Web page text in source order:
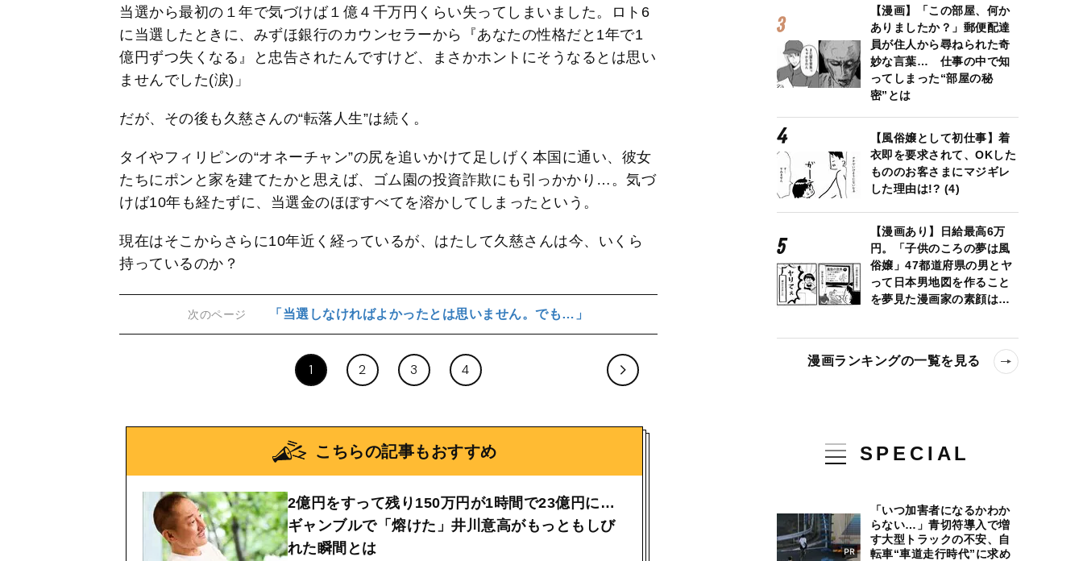
当選から最初の１年で気づけば１億４千万円くらい失ってしまいました。ロト6
に当選したときに、みずほ銀行のカウンセラーから『あなたの性格だと1年で1
億円ずつ失くなる』と忠告されたんですけど、まさかホントにそうなるとは思い
ませんでした(涙)」
だが、その後も久慈さんの“転落人生”は続く。
タイやフィリピンの“オネーチャン”の尻を追いかけて足しげく本国に通い、彼女
たちにポンと家を建てたかと思えば、ゴム園の投資詐欺にも引っかかり…。気づ
けば10年も経たずに、当選金のほぼすべてを溶かしてしまったという。
現在はそこからさらに10年近く経っているが、はたして久慈さんは今、いくら
持っているのか？
次のページ 「当選しなければよかったとは思いません。でも…」
1 2 3 4
こちらの記事もおすすめ
2億円をすって残り150万円が1時間で23億円に…
ギャンブルで「熔けた」井川意高がもっともしび
れた瞬間とは
【漫画】「この部屋、何か
ありましたか？」郵便配達
員が住人から尋ねられた奇
妙な言葉… 仕事の中で知
ってしまった“部屋の秘
密”とは
【風俗嬢として初仕事】着
衣即を要求されて、OKした
もののお客さまにマジギレ
した理由は!? (4)
【漫画あり】日給最高6万
円。「子供のころの夢は風
俗嬢」47都道府県の男とヤ
って日本男地図を作ること
を夢見た漫画家の素顔は…
漫画ランキングの一覧を見る
SPECIAL
「いつ加害者になるかわか
らない…」青切符導入で増
す大型トラックの不安、自
転車“車道走行時代”に求め